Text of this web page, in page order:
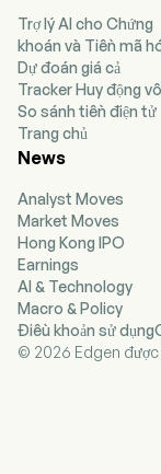
tạo hơi (Vapor),
phẩm dùng bằng
Sản phẩm dùng
(Traditional
(Combustible
các thiết bị cầm
làm nóng chất
để tạo ra aerosol
vào. Nhóm này
làm nóng và các
(HPH). Các sản
phẩm nicotine
túi nicotine
sử dụng trong
miệng truyền
Trợ lý AI cho Chứng
khoán và Tiền mã
Dự đoán giá cả
Tracker Huy động
So sánh tiền điện tử
Trang chủ
News
Analyst Moves
Market Moves
Hong Kong IPO
Earnings
AI & Technology
Macro & Policy
Điều khoản sử dụng
© 2026 Edgen